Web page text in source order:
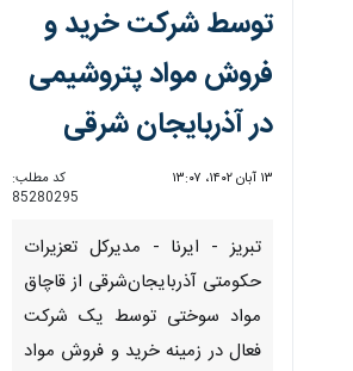
توسط شرکت خرید و
فروش مواد پتروشیمی
در آذربایجان شرقی
۱۳ آبان ۱۴۰۲، ۱۳:۰۷
کد مطلب:
85280295
تبریز - ایرنا - مدیرکل تعزیرات
حکومتی آذربایجان‌شرقی از قاچاق
مواد سوختی توسط یک شرکت
فعال در زمینه خرید و فروش مواد